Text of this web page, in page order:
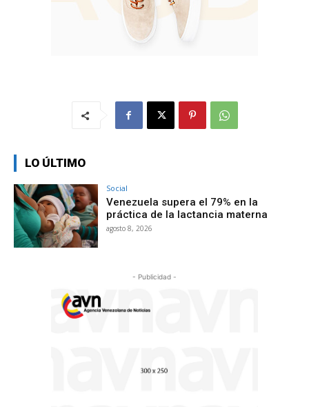
LO ÚLTIMO
Social
Venezuela supera el 79% en la
práctica de la lactancia materna
agosto 8, 2026
- Publicidad -